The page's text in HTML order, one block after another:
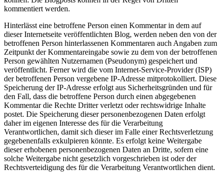
kommentiert werden.
Hinterlässt eine betroffene Person einen Kommentar in dem auf
dieser Internetseite veröffentlichten Blog, werden neben den von der
betroffenen Person hinterlassenen Kommentaren auch Angaben zum
Zeitpunkt der Kommentareingabe sowie zu dem von der betroffenen
Person gewählten Nutzernamen (Pseudonym) gespeichert und
veröffentlicht. Ferner wird die vom Internet-Service-Provider (ISP)
der betroffenen Person vergebene IP-Adresse mitprotokolliert. Diese
Speicherung der IP-Adresse erfolgt aus Sicherheitsgründen und für
den Fall, dass die betroffene Person durch einen abgegebenen
Kommentar die Rechte Dritter verletzt oder rechtswidrige Inhalte
postet. Die Speicherung dieser personenbezogenen Daten erfolgt
daher im eigenen Interesse des für die Verarbeitung
Verantwortlichen, damit sich dieser im Falle einer Rechtsverletzung
gegebenenfalls exkulpieren könnte. Es erfolgt keine Weitergabe
dieser erhobenen personenbezogenen Daten an Dritte, sofern eine
solche Weitergabe nicht gesetzlich vorgeschrieben ist oder der
Rechtsverteidigung des für die Verarbeitung Verantwortlichen dient.